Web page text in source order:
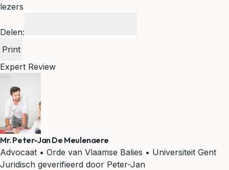
lezers
Delen:
Print
Expert Review
Mr. Peter-Jan De Meulenaere
Advocaat • Orde van Vlaamse Balies • Universiteit Gent
Juridisch geverifieerd door Peter-Jan